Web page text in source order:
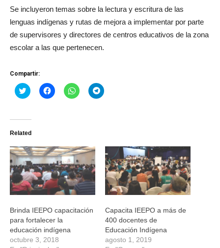
Se incluyeron temas sobre la lectura y escritura de las
lenguas indígenas y rutas de mejora a implementar por parte
de supervisores y directores de centros educativos de la zona
escolar a las que pertenecen.
Compartir:
Haz
clic
Twitter
abre
una
ventana
nueva)
Haz
clic
una
ventana
nueva)
Haz
clic
una
ventana
nueva)
Haz
clic
una
ventana
nueva)
Related
Brinda IEEPO capacitación
para fortalecer la
educación indígena
octubre 3, 2018
Capacita IEEPO a más de
400 docentes de
Educación Indígena
agosto 1, 2019